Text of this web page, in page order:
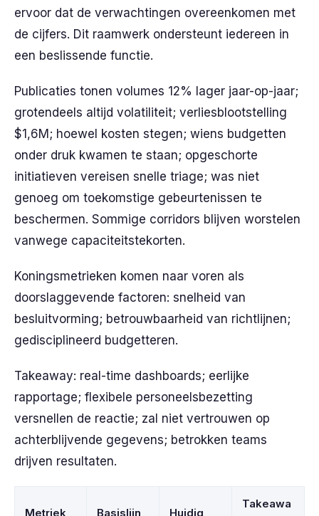
ervoor dat de verwachtingen overeenkomen met
de cijfers. Dit raamwerk ondersteunt iedereen in
een beslissende functie.
Publicaties tonen volumes 12% lager jaar-op-jaar;
grotendeels altijd volatiliteit; verliesblootstelling
$1,6M; hoewel kosten stegen; wiens budgetten
onder druk kwamen te staan; opgeschorte
initiatieven vereisen snelle triage; was niet
genoeg om toekomstige gebeurtenissen te
beschermen. Sommige corridors blijven worstelen
vanwege capaciteitstekorten.
Koningsmetrieken komen naar voren als
doorslaggevende factoren: snelheid van
besluitvorming; betrouwbaarheid van richtlijnen;
gedisciplineerd budgetteren.
Takeaway: real-time dashboards; eerlijke
rapportage; flexibele personeelsbezetting
versnellen de reactie; zal niet vertrouwen op
achterblijvende gegevens; betrokken teams
drijven resultaten.
Metriek Basislijn Huidig
Takeawa